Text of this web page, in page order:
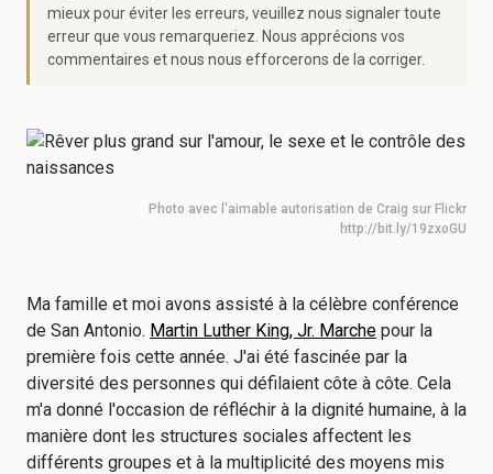
mieux pour éviter les erreurs, veuillez nous signaler toute
erreur que vous remarqueriez. Nous apprécions vos
commentaires et nous nous efforcerons de la corriger.
Photo avec l'aimable autorisation de Craig sur Flickr
http://bit.ly/19zxoGU
Ma famille et moi avons assisté à la célèbre conférence
de San Antonio. Martin Luther King, Jr. Marche pour la
première fois cette année. J'ai été fascinée par la
diversité des personnes qui défilaient côte à côte. Cela
m'a donné l'occasion de réfléchir à la dignité humaine, à la
manière dont les structures sociales affectent les
différents groupes et à la multiplicité des moyens mis